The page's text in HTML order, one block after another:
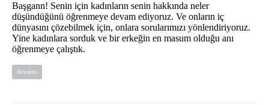
Başgann! Senin için kadınların senin hakkında neler
düşündüğünü öğrenmeye devam ediyoruz. Ve onların iç
dünyasını çözebilmek için, onlara sorularımızı yönlendiriyoruz.
Yine kadınlara sorduk ve bir erkeğin en masum olduğu anı
öğrenmeye çalıştık.
devamı